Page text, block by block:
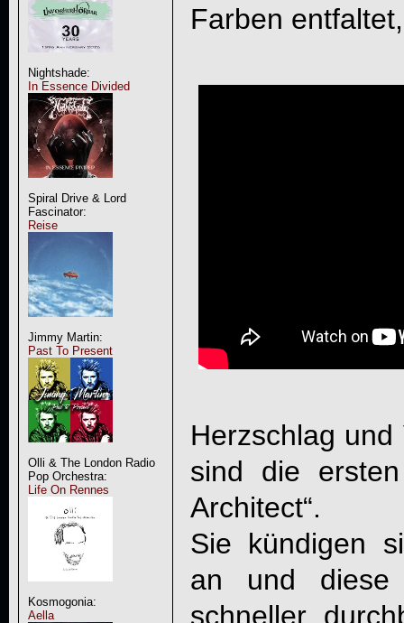
Nightshade:
In Essence Divided
Spiral Drive & Lord
Fascinator:
Reise
Jimmy Martin:
Past To Present
Olli & The London Radio
Pop Orchestra:
Life On Rennes
Kosmogonia:
Aella
Farben
Herzschlag
sind die
Architect“.
Sie kündigen
an und diese
schneller